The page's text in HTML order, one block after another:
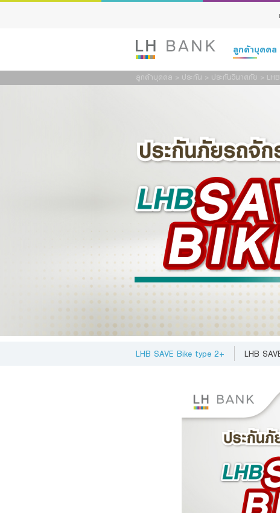
ลูกค้าบุคคล
ประกัน
บริการ
ดิจิทัลแบงก์กิ้ง
Family Banking
Foreigners
ลูกค้าบุคคล > ประกัน > ประกันวินาศภัย >
LHB SAVE Bike type 2+ LHB
สนใ
ชื่อ:
อีเมล:
ผลิตภัณฑ์
รายละเ
ข้าพเจ้า
ต้องและเ
เพื่อให้คำ
หรือที่ข้าพเ
ข้าพเจ้าไ
ส่วนบุคคล
ได้ที่นี่